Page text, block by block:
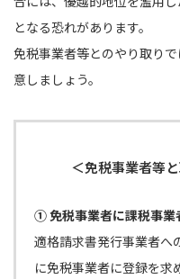
となる恐れがあります。
免税事業者等とのやり取り
意しましょう。
＜免税事業者等
① 免税事業者に課税事業
適格請求書発行事業者へ
に免税事業者に登録を求